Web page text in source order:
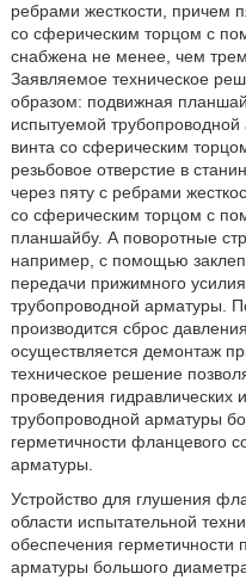
ребрами жесткости, причем
со сферическим торцом с
снабжена не менее, чем
Заявляемое техническое
образом: подвижная
испытуемой
винта со сферическим
резьбовое отверстие в
через пяту с ребрами
со сферическим торцом с
планшайбу. А поворотные
например, с помощью
передачи прижимного
трубопроводной арматуры.
производится сброс
осуществляется демонтаж
техническое решение
проведения
трубопроводной арматуры
герметичности фланцевого
арматуры.
Устройство для глушения
области испытательной
обеспечения герметичности
арматуры большого